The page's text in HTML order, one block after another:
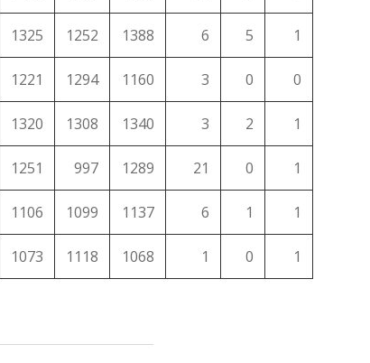
1325 1252 1388 6 5 1
1221 1294 1160 3 0 0
1320 1308 1340 3 2 1
1251 997 1289 21 0 1
1106 1099 1137 6 1 1
1073 1118 1068 1 0 1